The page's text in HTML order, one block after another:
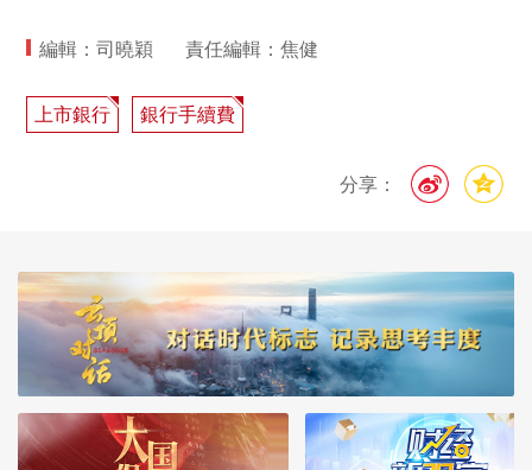
編輯：司曉穎 責任編輯：焦健
上市銀行 銀行手續費
分享：